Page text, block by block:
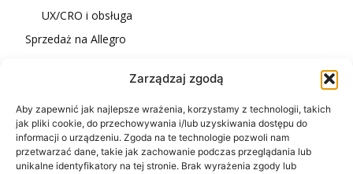
Zarządzaj zgodą
Aby zapewnić jak najlepsze wrażenia, korzystamy z technologii, takich
jak pliki cookie, do przechowywania i/lub uzyskiwania dostępu do
informacji o urządzeniu. Zgoda na te technologie pozwoli nam
przetwarzać dane, takie jak zachowanie podczas przeglądania lub
unikalne identyfikatory na tej stronie. Brak wyrażenia zgody lub
UX/CRO i obsługa
Sprzedaż na Allegro
WŁASNY SKLEP